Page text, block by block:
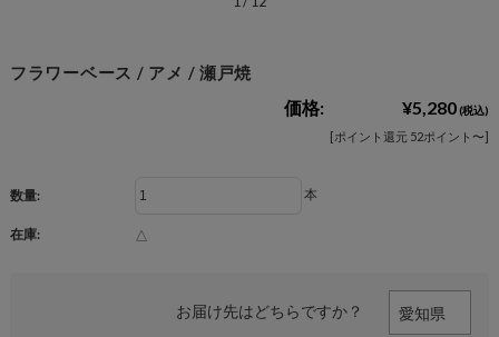
フラワーベース / アメ / 瀬戸焼
価格: ¥5,280(税込)
[ポイント還元 52ポイント〜]
数量: 本
在庫: △
お届け先はどちらですか？